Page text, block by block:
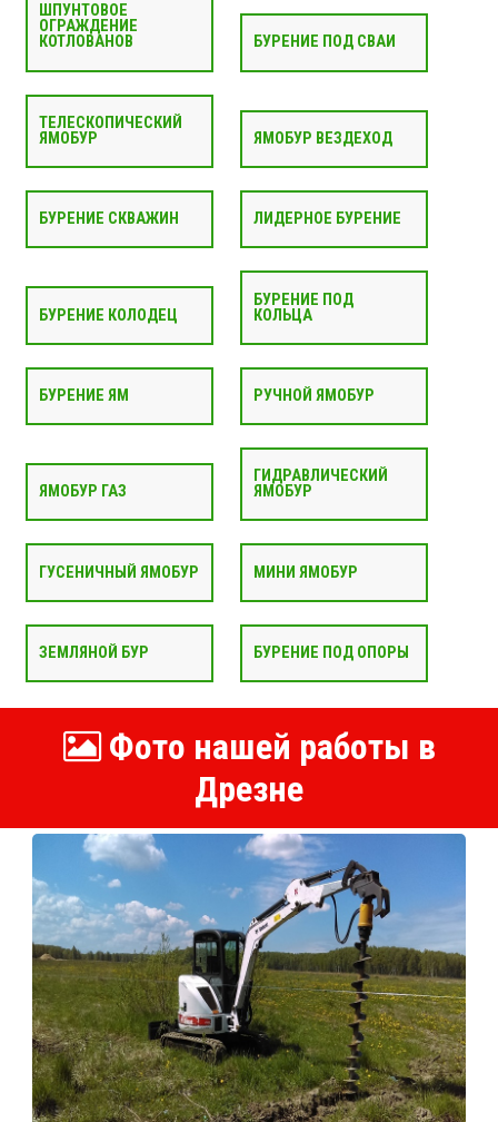
ШПУНТОВОЕ
ОГРАЖДЕНИЕ
КОТЛОВАНОВ
БУРЕНИЕ ПОД СВАИ
ТЕЛЕСКОПИЧЕСКИЙ
ЯМОБУР
ЯМОБУР ВЕЗДЕХОД
БУРЕНИЕ СКВАЖИН ЛИДЕРНОЕ БУРЕНИЕ
БУРЕНИЕ КОЛОДЕЦ
БУРЕНИЕ ПОД
КОЛЬЦА
БУРЕНИЕ ЯМ РУЧНОЙ ЯМОБУР
ЯМОБУР ГАЗ
ГИДРАВЛИЧЕСКИЙ
ЯМОБУР
ГУСЕНИЧНЫЙ ЯМОБУР МИНИ ЯМОБУР
ЗЕМЛЯНОЙ БУР БУРЕНИЕ ПОД ОПОРЫ
Фото нашей работы в
Дрезне